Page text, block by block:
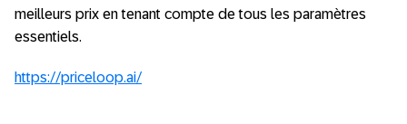
meilleurs prix en tenant compte de tous les paramètres
essentiels.
https://priceloop.ai/